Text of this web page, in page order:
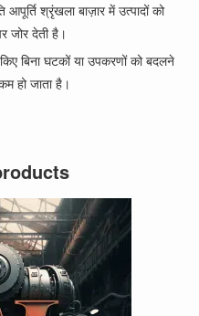
श्रृंखला बाज़ार में उत्पादों को
जोर देती है।
बिना घटकों या उपकरणों को बदलने
हो जाता है।